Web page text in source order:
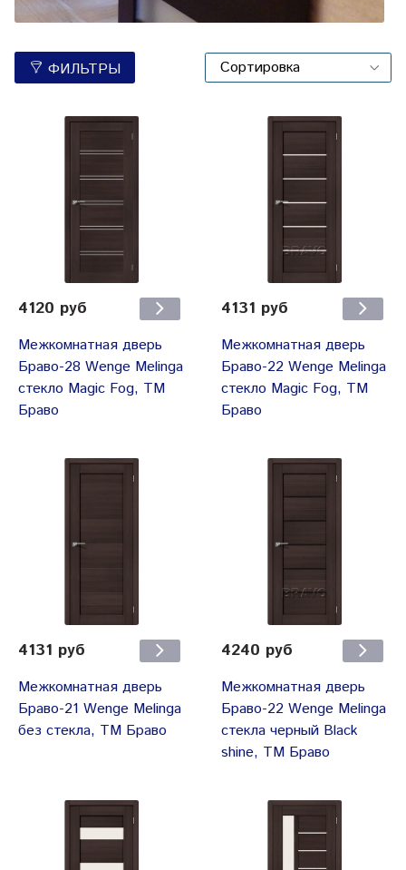
ФИЛЬТРЫ
4120 руб
Межкомнатная дверь
Браво-28 Wenge Melinga
стекло Magic Fog, ТМ
Браво
4131 руб
Межкомнатная дверь
Браво-22 Wenge Меlinga
стекло Magic Fog, ТМ
Браво
4131 руб
Межкомнатная дверь
Браво-21 Wenge Melinga
без стекла, ТМ Браво
4240 руб
Межкомнатная дверь
Браво-22 Wenge Melinga
стекла черный Black
shine, ТМ Браво